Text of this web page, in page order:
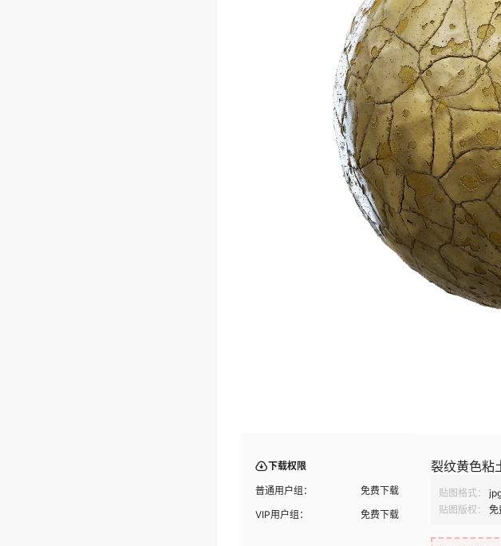
下载权限
普通用户组：
免费下载
VIP用户组：
免费下载
裂纹黄色粘
贴图格式：
贴图版权：
免